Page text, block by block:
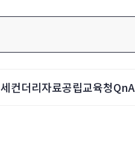
세컨더리자료공립교육청QnA